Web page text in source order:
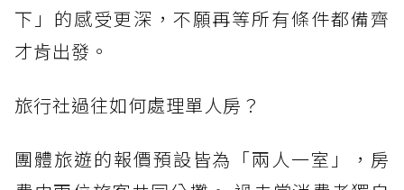
下」的感受更深，不願再等所有條件都備齊
才肯出發。
旅行社過往如何處理單人房？
團體旅遊的報價預設皆為「兩人一室」，房